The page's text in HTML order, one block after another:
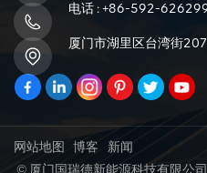
电话 :+86-592-
厦门市湖里区台湾街
网站地图 博客
新闻